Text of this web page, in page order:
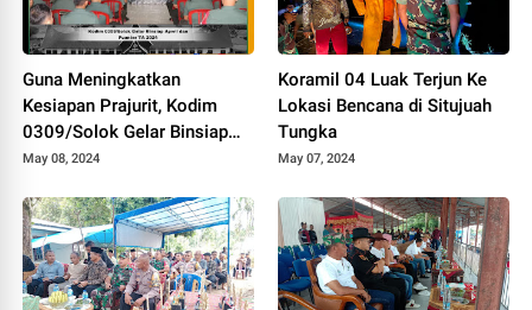
Guna Meningkatkan
Kesiapan Prajurit, Kodim
0309/Solok Gelar Binsiap
Apwil dan Puanter TA 2024
May 08, 2024
Koramil 04 Luak Terjun Ke
Lokasi Bencana di Situjuah
Tungka
May 07, 2024